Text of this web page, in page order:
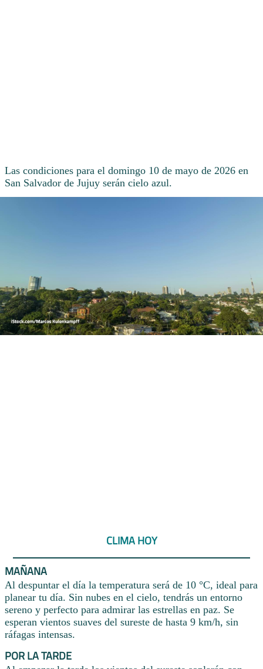
Las condiciones para el domingo 10 de mayo de 2026 en
San Salvador de Jujuy serán cielo azul.
CLIMA HOY
MAÑANA
Al despuntar el día la temperatura será de 10 °C, ideal para
planear tu día. Sin nubes en el cielo, tendrás un entorno
sereno y perfecto para admirar las estrellas en paz. Se
esperan vientos suaves del sureste de hasta 9 km/h, sin
ráfagas intensas.
POR LA TARDE